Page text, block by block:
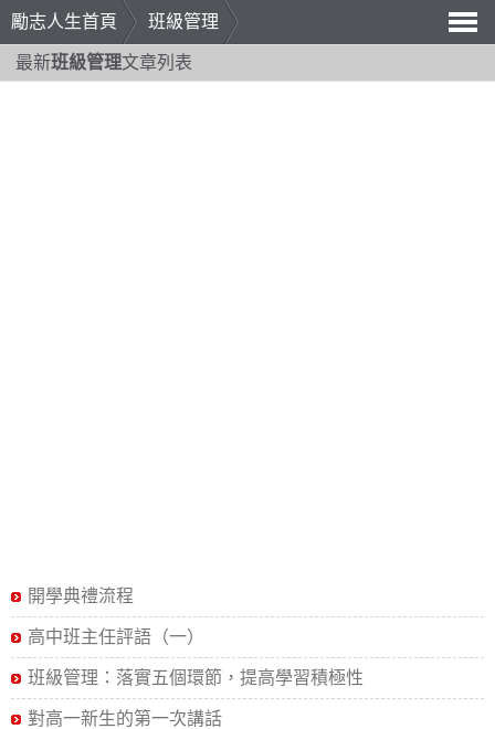
勵志人生首頁
班級管理
導
最新班級管理文章列表
開學典禮流程
高中班主任評語（一）
班級管理：落實五個環節，提高學習積極性
對高一新生的第一次講話